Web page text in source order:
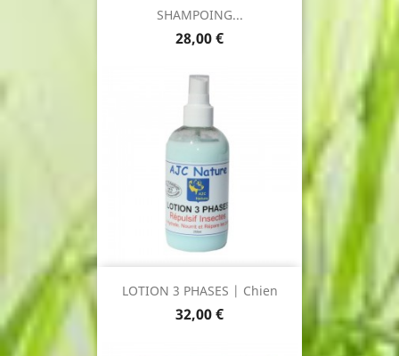
SHAMPOING...
Prix
28,00 €
LOTION 3 PHASES | Chien
Prix
32,00 €